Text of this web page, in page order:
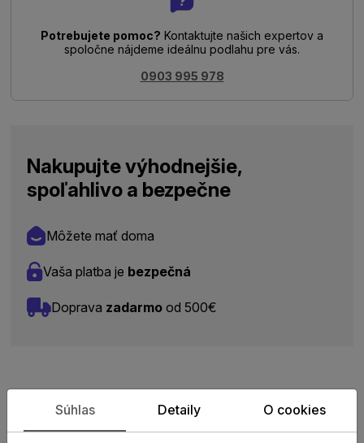
Potrebujete pomoc? Kontaktujte našich expertov a
spoločne nájdeme ideálnu podlahu pre vás.
0903 995 978
Nakupujte výhodnejšie,
spoľahlivo a bezpečne
Môžete mať doma
Vaša platba je bezpečná
Doprava zadarmo od 500€
Zistite viac o vlastnostiach
produktu
Súhlas Detaily O cookies